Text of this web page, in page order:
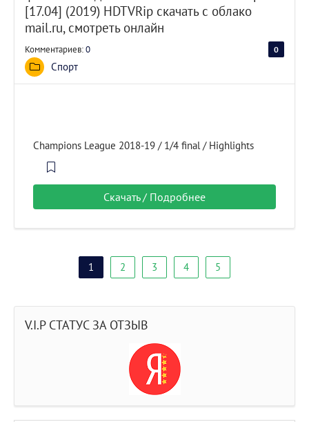
[17.04] (2019) HDTVRip скачать с облако
mail.ru, смотреть онлайн
Комментариев:0 0
Спорт
Champions League 2018-19 / 1/4 final / Highlights
Скачать / Подробнее
1 2 3 4 5
V.I.P СТАТУС ЗА ОТЗЫВ